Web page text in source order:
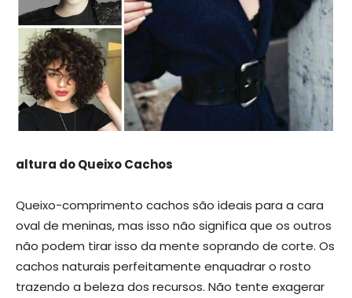
altura do Queixo Cachos
Queixo-comprimento cachos são ideais para a cara
oval de meninas, mas isso não significa que os outros
não podem tirar isso da mente soprando de corte. Os
cachos naturais perfeitamente enquadrar o rosto
trazendo a beleza dos recursos. Não tente exagerar